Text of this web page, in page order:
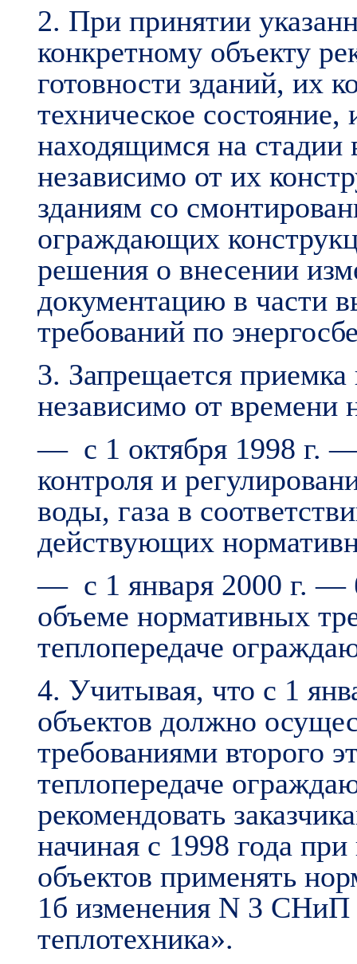
2. При принятии
конкретному объекту
готовности зданий, их
техническое
находящимся на стадии
независимо от их
зданиям со
ограждающих
решения о внесении
документацию в части
требований по
3. Запрещается
независимо от времени
— с 1 октября 1998 г. —
контроля и
воды, газа в
действующих
— с 1 января 2000 г. —
объеме нормативных
теплопередаче
4. Учитывая, что с 1
объектов должно
требованиями второго
теплопередаче
рекомендовать
начиная с 1998 года
объектов применять
1б изменения N 3
теплотехника».